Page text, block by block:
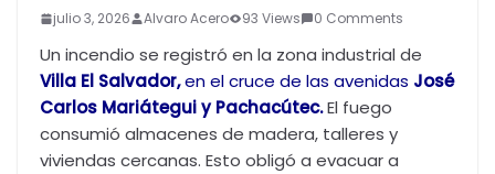
julio 3, 2026 Alvaro Acero 93 Views 0 Comments
Un incendio se registró en la zona industrial de
Villa El Salvador,en el cruce de las avenidas José
Carlos Mariátegui y Pachacútec.El fuego
consumió almacenes de madera, talleres y
viviendas cercanas. Esto obligó a evacuar a